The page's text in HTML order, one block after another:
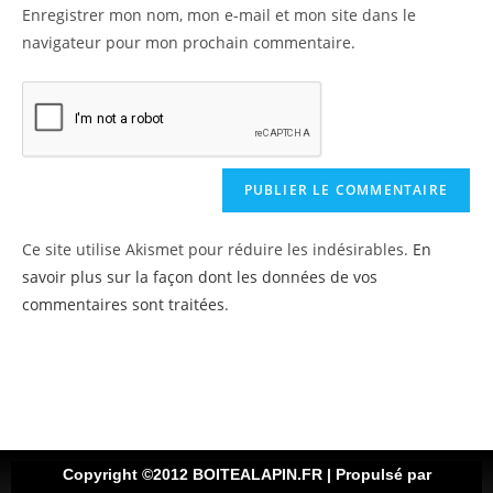
Enregistrer mon nom, mon e-mail et mon site dans le
navigateur pour mon prochain commentaire.
Ce site utilise Akismet pour réduire les indésirables. En
savoir plus sur la façon dont les données de vos
commentaires sont traitées.
Copyright ©2012 BOITEALAPIN.FR | Propulsé par